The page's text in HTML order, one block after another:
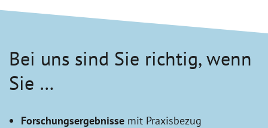
Bei uns sind Sie richtig, wenn
Sie …
Forschungsergebnisse mit Praxisbezug